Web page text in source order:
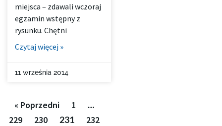
miejsca – zdawali wczoraj
egzamin wstępny z
rysunku. Chętni
Czytaj więcej »
11 września 2014
« Poprzedni 1 …
229 230 231
232